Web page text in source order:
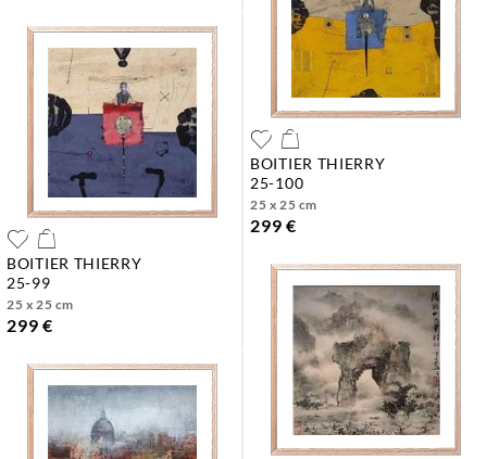
BOITIER THIERRY
25-99
25 x 25 cm
299 €
BOITIER THIERRY
25-100
25 x 25 cm
299 €